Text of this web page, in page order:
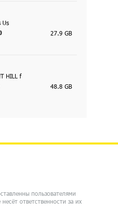
Us
27.9 GB
HILL f
48.8 GB
пользователями
ответственности за их